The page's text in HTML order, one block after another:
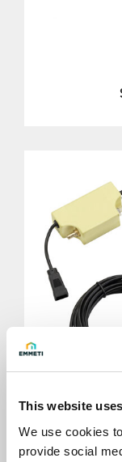
This website
We use cookies
provide social